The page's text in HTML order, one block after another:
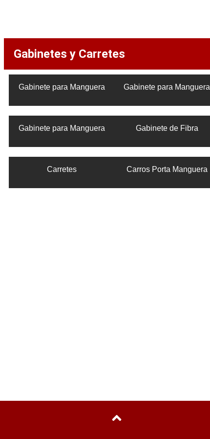
Gabinetes y Carretes
Gabinete para Manguera Gabinete para Manguera
Gabinete para Manguera Gabinete de Fibra
Carretes Carros Porta Manguera